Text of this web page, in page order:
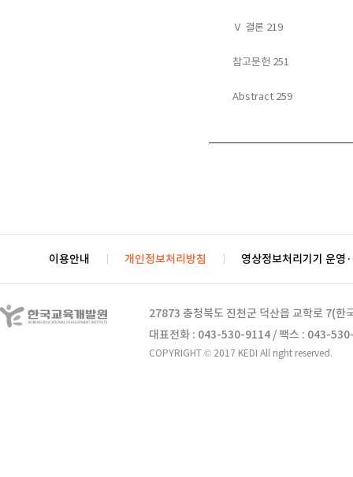
Ⅴ 결론 219
참고문헌 251
Abstract 259
이용안내 개인정보처리방침 영상정보처리기기 운영
27873 충청북도 진천군 덕산읍 교학로 7(한
대표전화 : 043-530-9114 / 팩스 : 043-
COPYRIGHT © 2017 KEDI All right reserved.